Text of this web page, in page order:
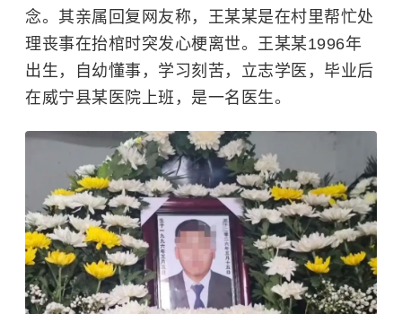
念。其亲属回复网友称，王某某是在村里帮忙处
理丧事在抬棺时突发心梗离世。王某某1996年
出生，自幼懂事，学习刻苦，立志学医，毕业后
在威宁县某医院上班，是一名医生。